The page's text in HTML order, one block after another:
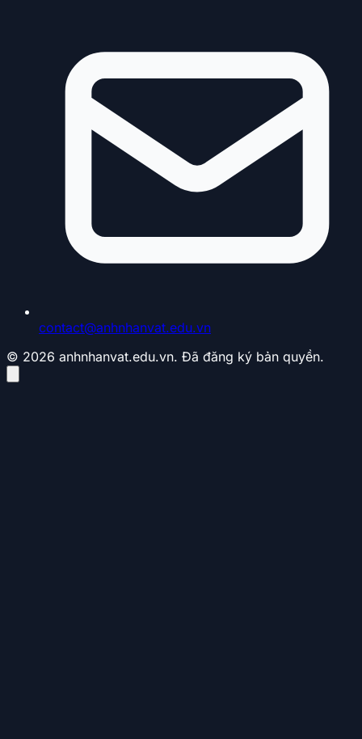
contact@anhnhanvat.edu.vn
© 2026 anhnhanvat.edu.vn. Đã đăng ký bản quyền.